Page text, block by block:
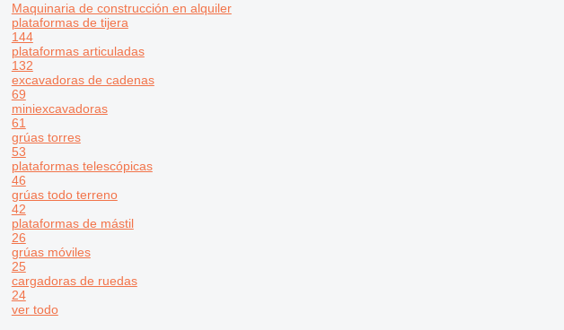
Maquinaria de construcción en alquiler
plataformas de tijera
144
plataformas articuladas
132
excavadoras de cadenas
69
miniexcavadoras
61
grúas torres
53
plataformas telescópicas
46
grúas todo terreno
42
plataformas de mástil
26
grúas móviles
25
cargadoras de ruedas
24
ver todo